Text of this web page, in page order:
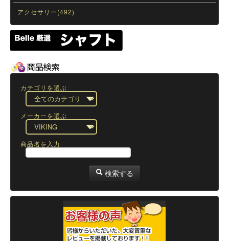
アクセサリー(492)
カテゴリを選ぶ
メーカーを選ぶ
商品名を入力
検索する